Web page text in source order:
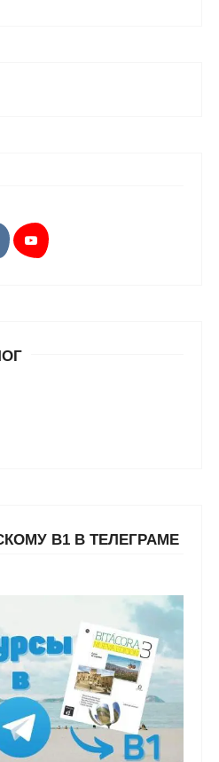
В1 В ТЕЛЕГРАМЕ